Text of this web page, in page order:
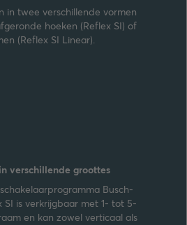
in twee verschillende vormen
hoeken (Reflex SI) of
(Reflex SI Linear).
verschillende groottes
Busch-
SI is verkrijgbaar met 1- tot 5-
en kan zowel verticaal als